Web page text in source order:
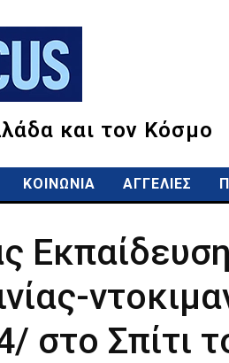
και τον Κόσμο
ΚΟΙΝΩΝΙΑ ΑΓΓΕΛΙΕΣ
στο Σπίτι